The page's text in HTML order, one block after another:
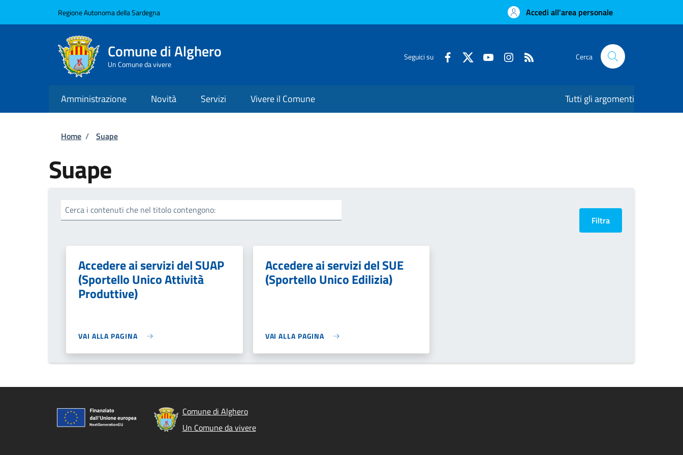
Regione Autonoma della Sardegna Accedi all'area personale
Comune di Alghero
Un Comune da vivere
Seguici su Cerca
Amministrazione Novità Servizi Vivere il Comune Tutti gli argomenti
Briciole di pane
Home / Suape
Suape
Cerca i contenuti che nel titolo contengono:
Accedere ai servizi del SUAP
(Sportello Unico Attività
Produttive)
VAI ALLA PAGINA
Accedere ai servizi del SUE
(Sportello Unico Edilizia)
VAI ALLA PAGINA
Comune di Alghero
Un Comune da vivere